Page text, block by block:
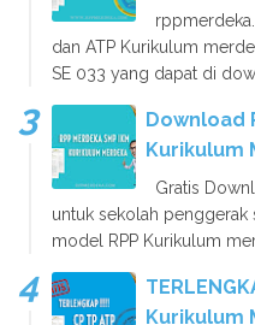
dan ATP Kurikulum
SE 033 yang dapat di
Download
Kurikulum
Gratis
untuk sekolah
model RPP Kurikulum
Kurikulum